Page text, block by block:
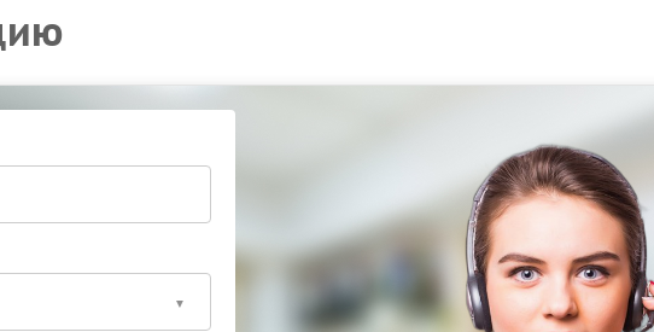
Это гарантирует возвращение четкости